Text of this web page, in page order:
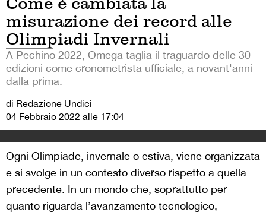
misurazione dei record alle
Olimpiadi Invernali
A Pechino 2022, Omega taglia il traguardo delle 30
edizioni come cronometrista ufficiale, a novant'anni
dalla prima.
di Redazione Undici
04 Febbraio 2022 alle 17:04
Ogni Olimpiade, invernale o estiva, viene organizzata
e si svolge in un contesto diverso rispetto a quella
precedente. In un mondo che, soprattutto per
quanto riguarda l’avanzamento tecnologico,